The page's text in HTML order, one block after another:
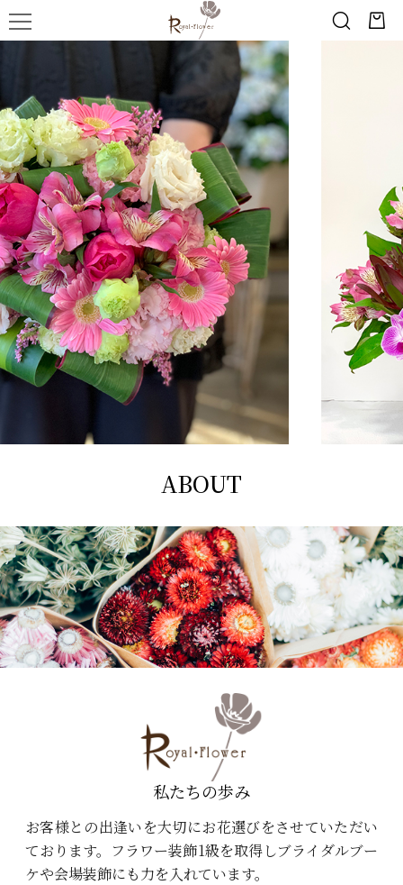
ABOUT
私たちの歩み
お客様との出逢いを大切にお花選びをさせていただい
ております。フラワー装飾1級を取得しブライダルブー
ケや会場装飾にも力を入れています。